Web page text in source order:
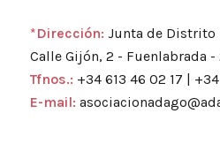
*Dirección: Junta de Distrito
Calle Gijón, 2 - Fuenlabrada
Tfnos.: +34 613 46 02 17 |
E-mail: